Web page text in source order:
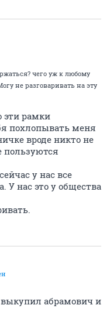
чего уж к любому
не разговаривать на эту
эти рамки
похлопывать меня
вроде никто не
пользуются
у нас все
У нас это у общества
абрамович и